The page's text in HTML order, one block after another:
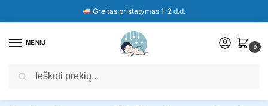
Greitas pristatymas 1-2 d.d.
MENIU
0